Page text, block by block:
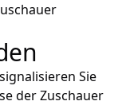
Sie
der Zuschauer